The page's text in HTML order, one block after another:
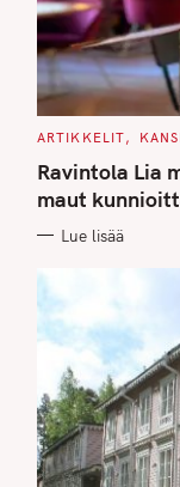
C
T
E
G
O
I
ARTIKKELIT
Ravintola Lia
maut
Lue lisää